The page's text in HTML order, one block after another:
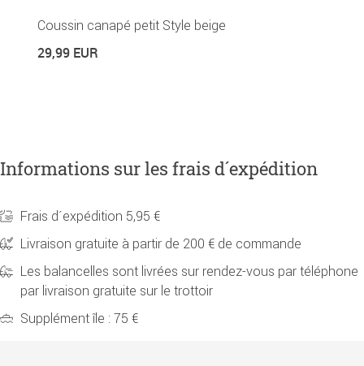
Coussin canapé petit Style beige
29,99 EUR
Informations sur les frais d´expédition
Frais d´expédition 5,95 €
Livraison gratuite à partir de 200 € de commande
Les balancelles sont livrées sur rendez-vous par téléphone
par livraison gratuite sur le trottoir
Supplément île : 75 €